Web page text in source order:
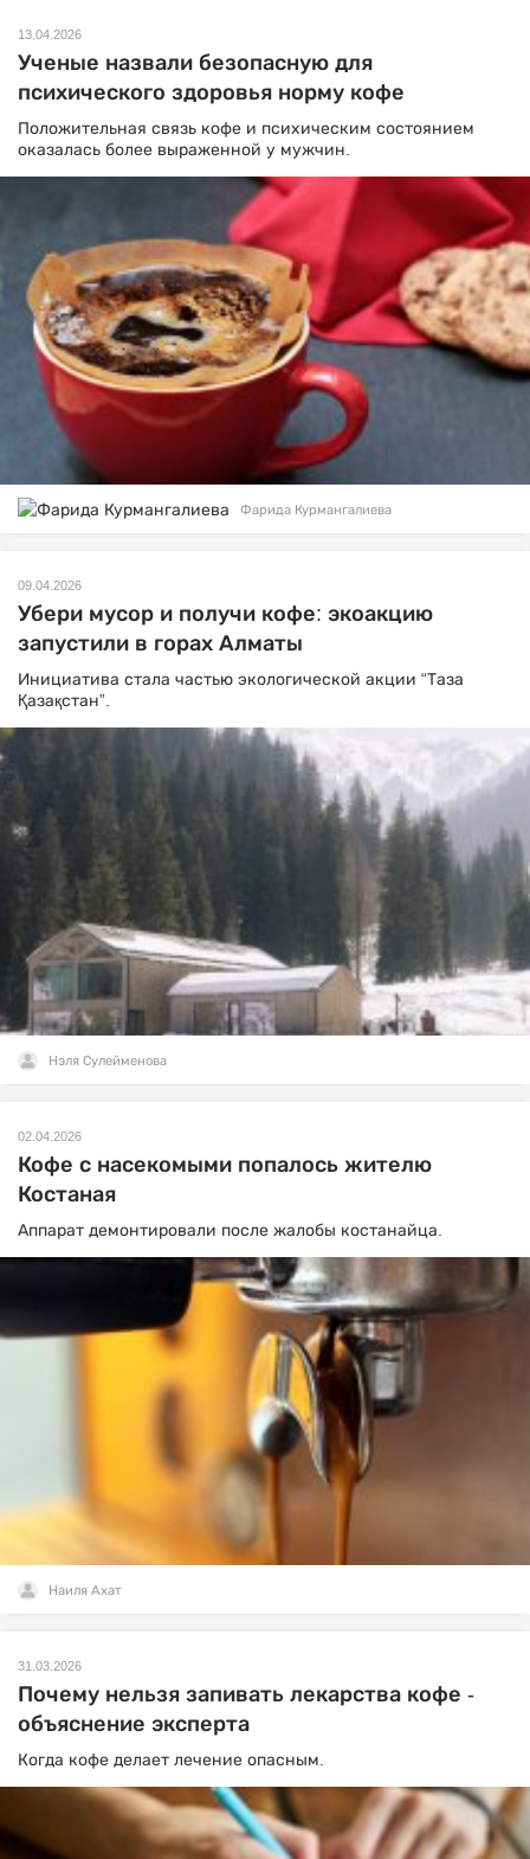
13.04.2026
Ученые назвали безопасную для
психического здоровья норму кофе
Положительная связь кофе и психическим состоянием
оказалась более выраженной у мужчин.
Фарида Курмангалиева
09.04.2026
Убери мусор и получи кофе: экоакцию
запустили в горах Алматы
Инициатива стала частью экологической акции “Таза
Қазақстан”.
Нэля Сулейменова
02.04.2026
Кофе с насекомыми попалось жителю
Костаная
Аппарат демонтировали после жалобы костанайца.
Наиля Ахат
31.03.2026
Почему нельзя запивать лекарства кофе -
объяснение эксперта
Когда кофе делает лечение опасным.